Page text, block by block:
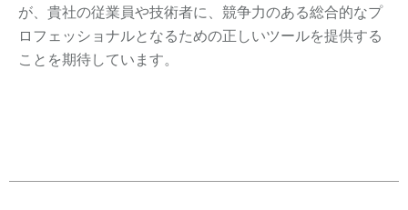
が、貴社の従業員や技術者に、競争力のある総合的なプ
ロフェッショナルとなるための正しいツールを提供する
ことを期待しています。